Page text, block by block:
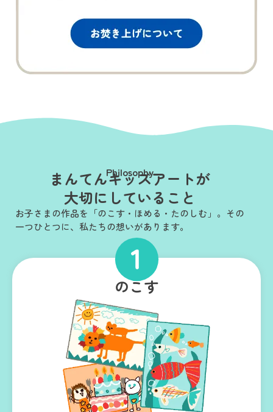
Philosophy
まんてんキッズアートが
大切にしていること
お子さまの作品を「のこす・ほめる・たのしむ」。その
一つひとつに、私たちの想いがあります。
のこす